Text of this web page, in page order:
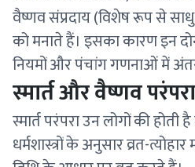
वैष्णव संप्रदाय (विशेष रूप से
को मनाते हैं। इसका कारण इन
नियमों और पंचांग गणनाओं में
स्मार्त और वैष्णव
स्मार्त परंपरा उन लोगों की होती
धर्मशास्त्रों के अनुसार व्रत-